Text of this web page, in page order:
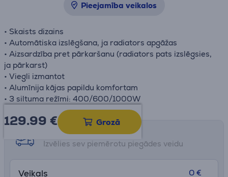
Pieejamība veikalos
• Skaists dizains
• Automātiska izslēgšana, ja radiators apgāžas
• Aizsardzība pret pārkaršanu (radiators pats izslēgsies,
ja pārkarst)
• Viegli izmantot
• Alumīnija kājas papildu komfortam
• 3 siltuma režīmi: 400/600/1000W
129.99 € Grozā
Saņemšanas iespējas
Izvēlies sev piemērotu piegādes veidu
Veikals
0 €